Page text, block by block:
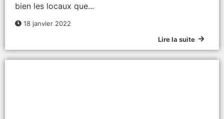
bien les locaux que...
18 janvier 2022
Lire la suite